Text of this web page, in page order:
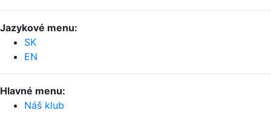
Jazykové menu:
SK
EN
Hlavné menu:
Náš klub